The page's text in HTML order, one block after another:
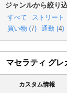
ジャンルから絞り
すべて ストリート
買い物 (7) 通勤 (4)
マセラティ グレ
カスタム情報